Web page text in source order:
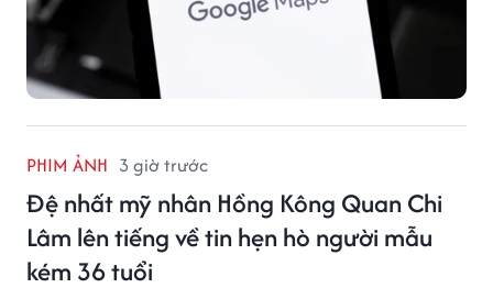
PHIM ẢNH 3 giờ trước
Đệ nhất mỹ nhân Hồng Kông Quan Chi
Lâm lên tiếng về tin hẹn hò người mẫu
kém 36 tuổi